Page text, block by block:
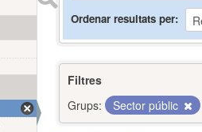
Ordenar resultats per
Filtres
Grups:
Sector públic